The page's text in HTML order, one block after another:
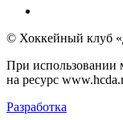
© Хоккейный клуб
При использовании
на ресурс
Разработка